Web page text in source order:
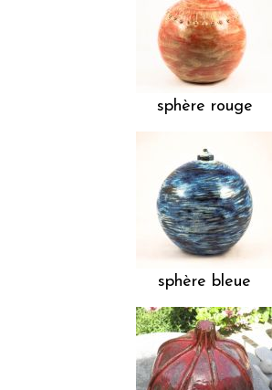
sphère rouge
sphère bleue